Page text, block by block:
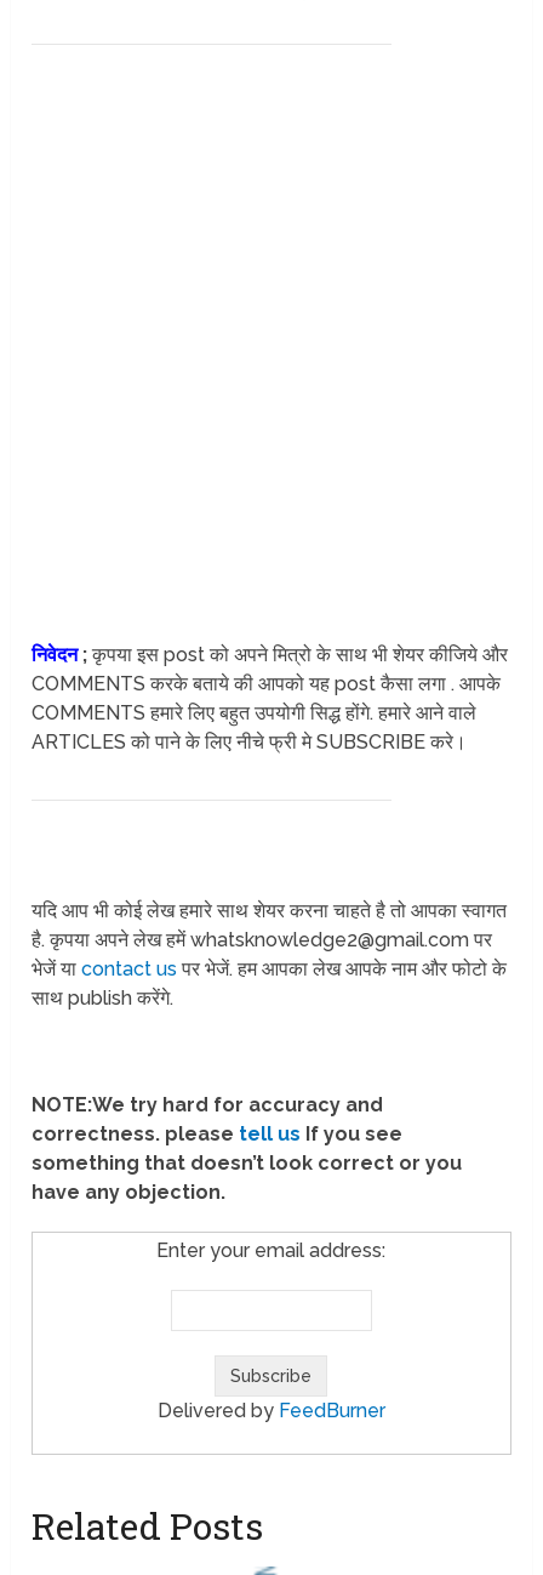
निवेदन;कृपया इस post को अपने मित्रो के साथ भी शेयर कीजिये और
COMMENTS करके बताये की आपको यह post कैसा लगा . आपके
COMMENTS हमारे लिए बहुत उपयोगी सिद्ध होंगे. हमारे आने वाले
ARTICLES को पाने के लिए नीचे फ्री मे SUBSCRIBE करे।
यदि आप भी कोई लेख हमारे साथ शेयर करना चाहते है तो आपका स्वागत
है. कृपया अपने लेख हमें whatsknowledge2@gmail.com पर
भेजें याcontact us पर भेजें. हम आपका लेख आपके नाम और फोटो के
साथ publish करेंगे.
NOTE:We try hard for accuracy and
correctness. please tell us If you see
something that doesn’t look correct or you
have any objection.
Enter your email address:
Delivered by FeedBurner
Related Posts